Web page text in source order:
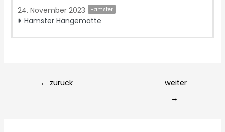
24. November 2023 Hamster
Hamster Hängematte
← zurück
weiter
→